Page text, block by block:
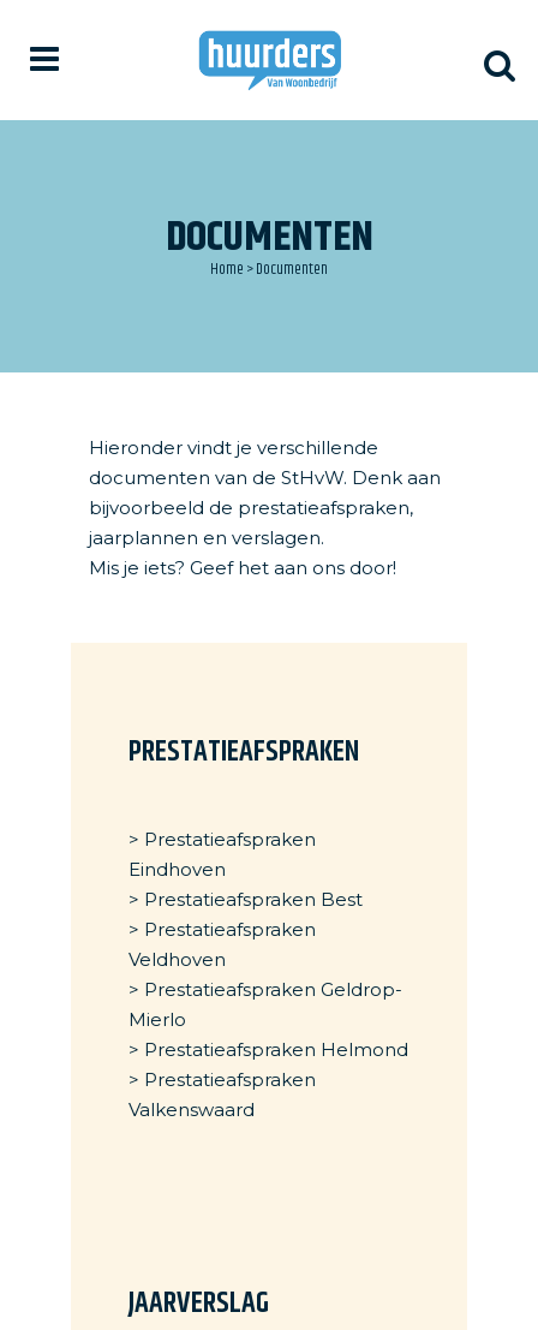
DOCUMENTEN
Home >Documenten
Hieronder vindt je verschillende
documenten van de StHvW. Denk aan
bijvoorbeeld de prestatieafspraken,
jaarplannen en verslagen.
Mis je iets? Geef het aan ons door!
PRESTATIEAFSPRAKEN
> Prestatieafspraken
Eindhoven
> Prestatieafspraken Best
> Prestatieafspraken
Veldhoven
> Prestatieafspraken Geldrop-
Mierlo
> Prestatieafspraken Helmond
> Prestatieafspraken
Valkenswaard
JAARVERSLAG